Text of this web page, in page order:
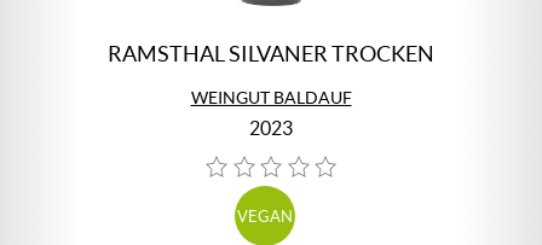
RAMSTHAL SILVANER TROCKEN
WEINGUT BALDAUF
2023
VEGAN